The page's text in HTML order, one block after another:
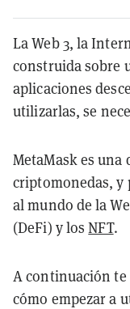
La Web 3, la
construida sobre
aplicaciones
utilizarlas, se
MetaMask es una
criptomonedas, y
al mundo de la
(DeFi) y losNFT.
A continuación
cómo empezar a